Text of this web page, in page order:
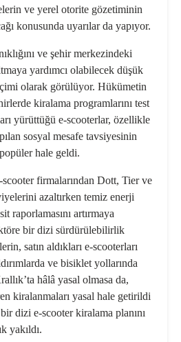
ve yerel otorite gözetiminin
konusunda uyarılar da yapıyor.
ve şehir merkezindeki
yardımcı olabilecek düşük
olarak görülüyor. Hükümetin
kiralama programlarını test
yürüttüğü e-scooterlar, özellikle
sosyal mesafe tavsiyesinin
hale geldi.
firmalarından Dott, Tier ve
azaltırken temiz enerji
raporlamasını artırmaya
bir dizi sürdürülebilirlik
satın aldıkları e-scooterları
ve bisiklet yollarında
hâlâ yasal olmasa da,
kiralanmaları yasal hale getirildi
dizi e-scooter kiralama planını
yakıldı.